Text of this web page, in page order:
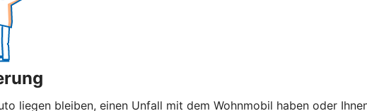
liegen bleiben, einen Unfall mit dem Wohnmobil haben oder